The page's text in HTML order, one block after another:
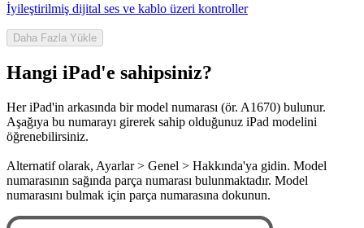
İyileştirilmiş dijital ses ve kablo üzeri kontroller
Daha Fazla Yükle
Hangi iPad'e sahipsiniz?
Her iPad'in arkasında bir model numarası (ör. A1670) bulunur.
Aşağıya bu numarayı girerek sahip olduğunuz iPad modelini
öğrenebilirsiniz.
Alternatif olarak, Ayarlar > Genel > Hakkında'ya gidin. Model
numarasının sağında parça numarası bulunmaktadır. Model
numarasını bulmak için parça numarasına dokunun.